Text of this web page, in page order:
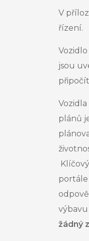
V
řízení.
jsou
plánů
portále
žádný